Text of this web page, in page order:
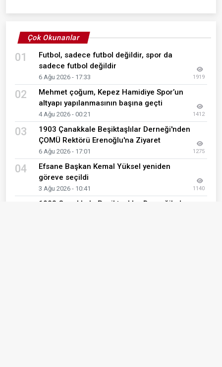
Çok Okunanlar
01
Futbol, sadece futbol değildir, spor da
sadece futbol değildir
6 Ağu 2026 - 17:33 1919
02
Mehmet çoğum, Kepez Hamidiye Spor’un
altyapı yapılanmasının başına geçti
4 Ağu 2026 - 00:21 1412
03
1903 Çanakkale Beşiktaşlılar Derneği'nden
ÇOMÜ Rektörü Erenoğlu'na Ziyaret
6 Ağu 2026 - 17:01 1275
04
Efsane Başkan Kemal Yüksel yeniden
göreve seçildi
3 Ağu 2026 - 10:41 1140
1903 Çanakkale Beşiktaşlılar Derneği'nden